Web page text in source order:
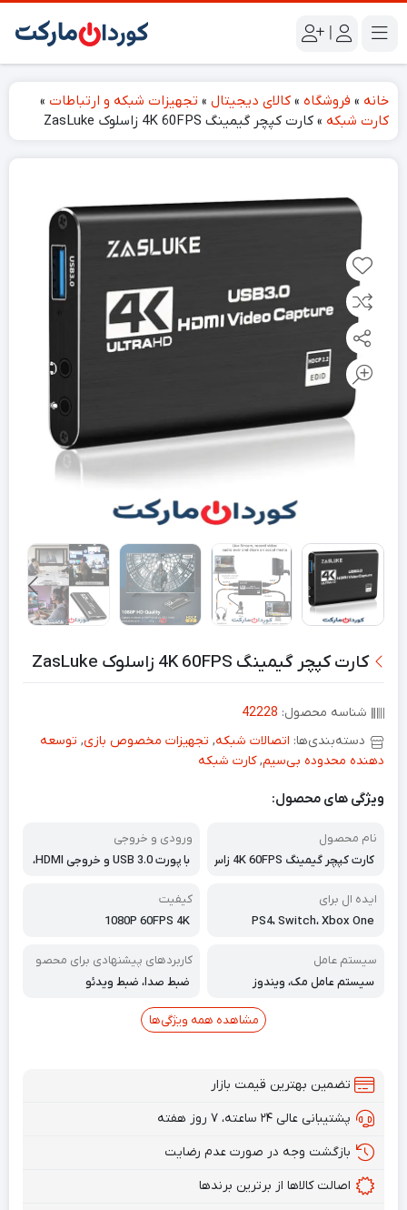
|
خانه » فروشگاه » کالای دیجیتال » تجهیزات شبکه و ارتباطات »
کارت شبکه » کارت کپچر گیمینگ 4K 60FPS زاسلوک ZasLuke
کارت کپچر گیمینگ 4K 60FPS زاسلوک ZasLuke
شناسه محصول: 42228
دسته‌بندی‌ها: اتصالات شبکه, تجهیزات مخصوص بازی, توسعه
دهنده محدوده بی‌سیم,کارت شبکه
ویژگی های محصول:
نام محصول
کارت کپچر گیمینگ 4K 60FPS زاس
ورودی و خروجی
با پورت USB 3.0 و خروجی HDMI،
ایده ال برای
PS4، Switch، Xbox One
کیفیت
1080P 60FPS 4K
سیستم عامل
سیستم عامل مک، ویندوز
کاربردهای پیشنهادی برای محصو
ل
ضبط صدا، ضبط ویدئو
مشاهده همه ویژگی‌ها
تضمین بهترین قیمت بازار
پشتیبانی عالی ۲۴ ساعته، ۷ روز هفته
بازگشت وجه در صورت عدم رضایت
اصالت کالاها از برترین برندها